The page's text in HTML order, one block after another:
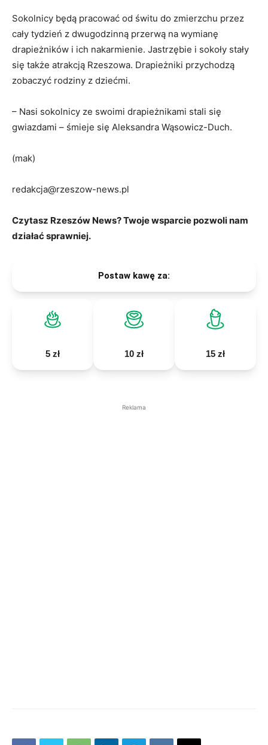
Sokolnicy będą pracować od świtu do zmierzchu przez
cały tydzień z dwugodzinną przerwą na wymianę
drapieżników i ich nakarmienie. Jastrzębie i sokoły stały
się także atrakcją Rzeszowa. Drapieżniki przychodzą
zobaczyć rodziny z dziećmi.
– Nasi sokolnicy ze swoimi drapieżnikami stali się
gwiazdami – śmieje się Aleksandra Wąsowicz-Duch.
(mak)
redakcja@rzeszow-news.pl
Czytasz Rzeszów News? Twoje wsparcie pozwoli nam
działać sprawniej.
Postaw kawę za:
5 zł 10 zł 15 zł
Reklama